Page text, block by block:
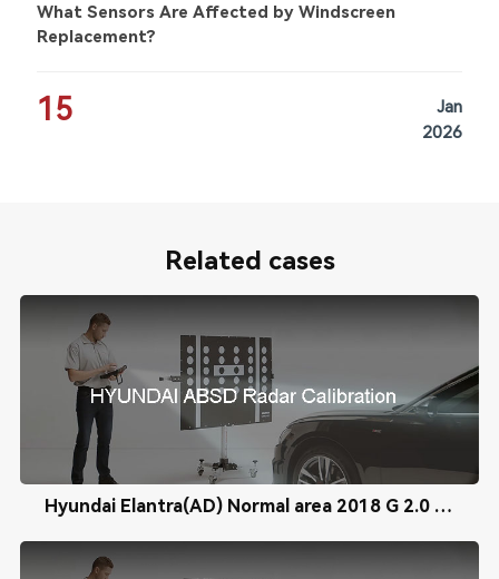
What Sensors Are Affected by Windscreen
Replacement?
15
Jan
2026
Related cases
Hyundai Elantra(AD) Normal area 2018 G 2.0 MPI BSD Radar Calibration